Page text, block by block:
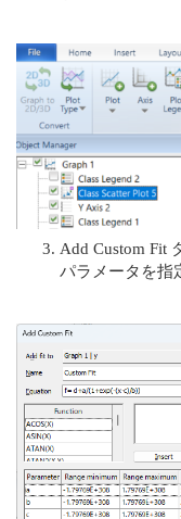
Add Custom Fit
パラメータを指